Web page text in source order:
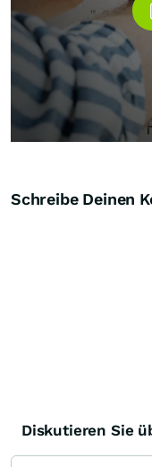
Schreibe Deinen
Diskutieren Sie